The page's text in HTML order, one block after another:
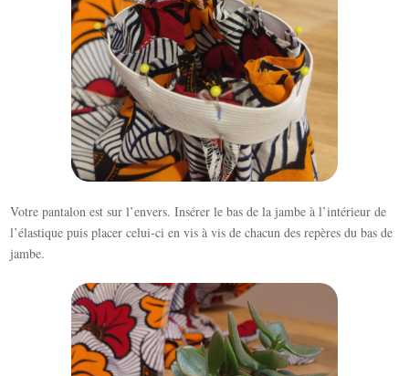
Votre pantalon est sur l’envers. Insérer le bas de la jambe à l’intérieur de
l’élastique puis placer celui-ci en vis à vis de chacun des repères du bas de
jambe.